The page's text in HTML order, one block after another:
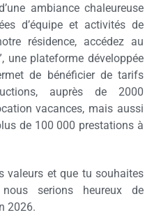
ambiance chaleureuse
d’équipe et activités de
résidence, accédez au
une plateforme développée
de bénéficier de tarifs
auprès de 2000
vacances, mais aussi
de 100 000 prestations à
valeurs et que tu souhaites
serions heureux de
2026.